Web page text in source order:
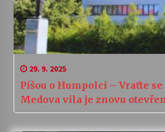
29. 9. 2025
Píšou o Humpolci – Vraťte
Medova vila je znovu